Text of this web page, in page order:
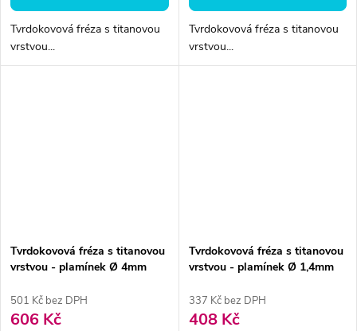
Tvrdokovová fréza s titanovou
vrstvou...
Tvrdokovová fréza s titanovou
vrstvou...
Tvrdokovová fréza s titanovou
vrstvou - plamínek Ø 4mm
501 Kč bez DPH
606 Kč
Tvrdokovová fréza s titanovou
vrstvou - plamínek Ø 1,4mm
337 Kč bez DPH
408 Kč